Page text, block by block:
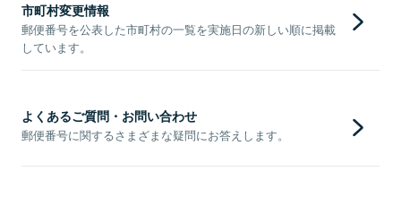
市町村変更情報
郵便番号を公表した市町村の一覧を実施日の新しい順に掲載
しています。
よくあるご質問・お問い合わせ
郵便番号に関するさまざまな疑問にお答えします。